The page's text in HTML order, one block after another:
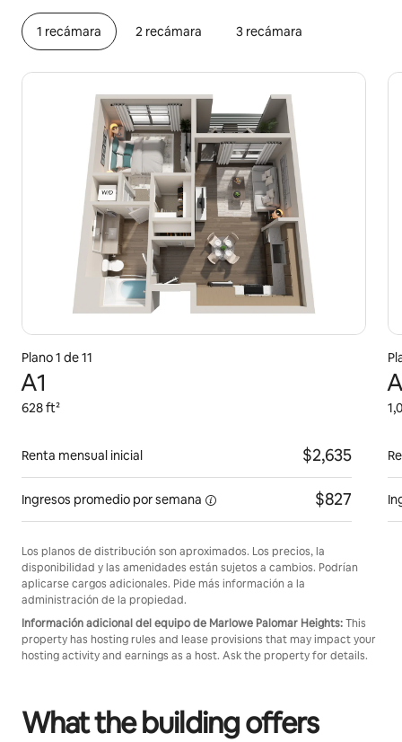
1 recámara 2 recámara 3 recámara
Plano 1 de 11
A1
628 ft²
Renta mensual inicial $2,635
Ingresos promedio porsemana $827
Los planos de distribución son aproximados. Los precios, la
disponibilidad y las amenidades están sujetos a cambios. Podrían
aplicarse cargos adicionales. Pide más información a la
administración de la propiedad.
Información adicional del equipo de Marlowe Palomar Heights:This
property has hosting rules and lease provisions that may impact your
hosting activity and earnings as a host. Ask the property for details.
What the building offers